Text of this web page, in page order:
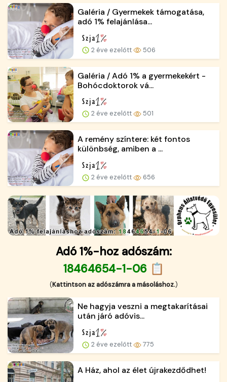
Galéria / Gyermekek támogatása,
adó 1% felajánlása...
2 éve ezelőtt 506
Galéria / Adó 1% a gyermekekért -
Bohócdoktorok vá...
2 éve ezelőtt 501
A remény színtere: két fontos
különbség, amiben a ...
2 éve ezelőtt 656
Adó 1%-hoz adószám:
18464654-1-06 📋
(Kattintson az adószámra a másoláshoz.)
Ne hagyja veszni a megtakarításai
után járó adóvis...
2 éve ezelőtt 775
A Ház, ahol az élet újrakezdődhet!